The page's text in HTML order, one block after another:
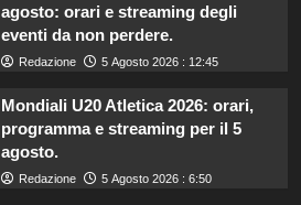
agosto: orari e streaming degli
eventi da non perdere.
Redazione 5 Agosto 2026 : 12:45
Mondiali U20 Atletica 2026: orari,
programma e streaming per il 5
agosto.
Redazione 5 Agosto 2026 : 6:50